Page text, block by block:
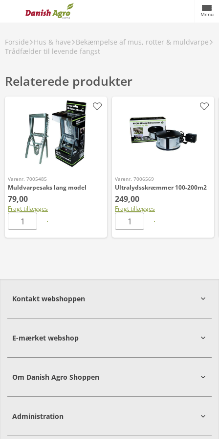
Menu
Forside Hus & have
Bekæmpelse af mus, rotter & muldvarpe
Trådfælder til levende fangst
Relaterede produkter
Varenr. 7005485
Muldvarpesaks lang model
79,00
Fragt tillægges
Varenr. 7006569
Ultralydsskræmmer 100-200m2
249,00
Fragt tillægges
Kontakt webshoppen
E-mærket webshop
Om Danish Agro Shoppen
Administration